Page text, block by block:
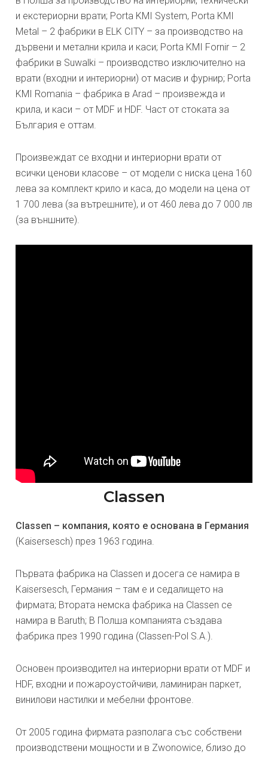
и екстериорни врати; Porta KMI System, Porta KMI
Metal – 2 фабрики в ELK CITY – за производство на
дървени и метални крила и каси; Porta KMI Fornir – 2
фабрики в Suwalki – производство изключително на
врати (входни и интериорни) от масив и фурнир; Porta
KMI Romania – фабрика в Arad – произвежда и
крила, и каси – от MDF и HDF. Част от стоката за
България е оттам.
Произвеждат се входни и интериорни врати от
всички ценови класове – от модели с ниска цена 160
лева за комплект крило и каса, до модели на цена от
1 700 лева (за вътрешните), и от 460 лева до 7 000 лв
(за външните).
Classen
Classen – компания, която е основана в Германия
(Kaisersesch) през 1963 година.
Първата фабрика на Classen и досега се намира в
Kaisersesch, Германия – там е и седалището на
фирмата; Втората немска фабрика на Classen се
намира в Baruth; В Полша компанията създава
фабрика през 1990 година (Classen-Pol S.A.).
Основен производител на интериорни врати от MDF и
HDF, входни и пожароустойчиви, ламиниран паркет,
винилови настилки и мебелни фронтове.
От 2005 година фирмата разполага със собствени
производствени мощности и в Zwonowice, близо до